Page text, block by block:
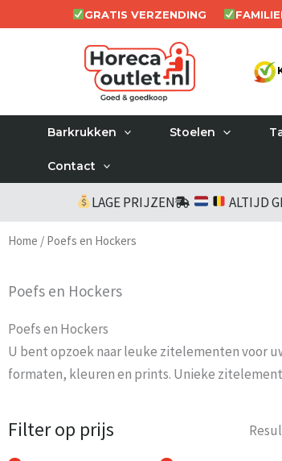
naar
GRATIS VERZENDING
Barkrukken Stoelen
Contact
LAGE PRIJZEN ALTIJD
Home / Poefs en Hockers
Poefs en Hockers
Poefs en Hockers
U bent opzoek naar leuke zitelementen voor
formaten, kleuren en prints. Unieke
Filter op prijs